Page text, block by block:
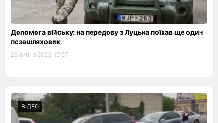
Допомога війську: на передову з Луцька поїхав ще один
позашляховик
26 липня 2023, 19:57
ВІДЕО